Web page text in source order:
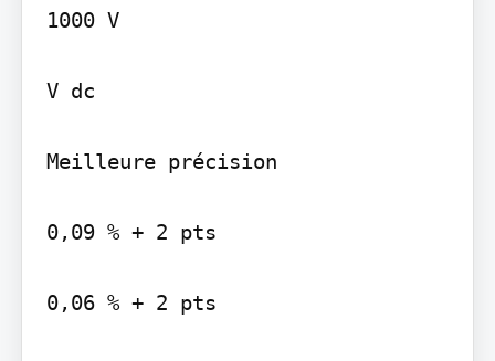
1000 V
V dc
Meilleure précision
0,09 % + 2 pts
0,06 % + 2 pts